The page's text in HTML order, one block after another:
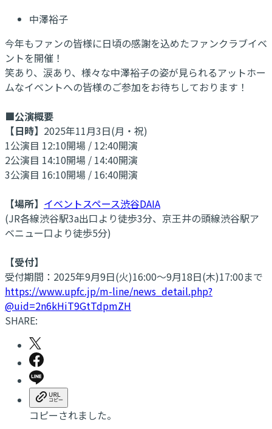
中澤裕子
今年もファンの皆様に日頃の感謝を込めたファンクラブイベ
ントを開催！
笑あり、涙あり、様々な中澤裕子の姿が見られるアットホー
ムなイベントへの皆様のご参加をお待ちしております！
■公演概要
【日時】 2025年11月3日(月・祝)
1公演目 12:10開場 / 12:40開演
2公演目 14:10開場 / 14:40開演
3公演目 16:10開場 / 16:40開演
【場所】 イベントスペース渋谷DAIA
(JR各線渋谷駅3a出口より徒歩3分、京王井の頭線渋谷駅ア
ベニュー口より徒歩5分)
【受付】
受付期間：2025年9月9日(火)16:00～9月18日(木)17:00まで
https://www.upfc.jp/m-line/news_detail.php?
@uid=2n6kHiT9GtTdpmZH
SHARE:
コピーされました。